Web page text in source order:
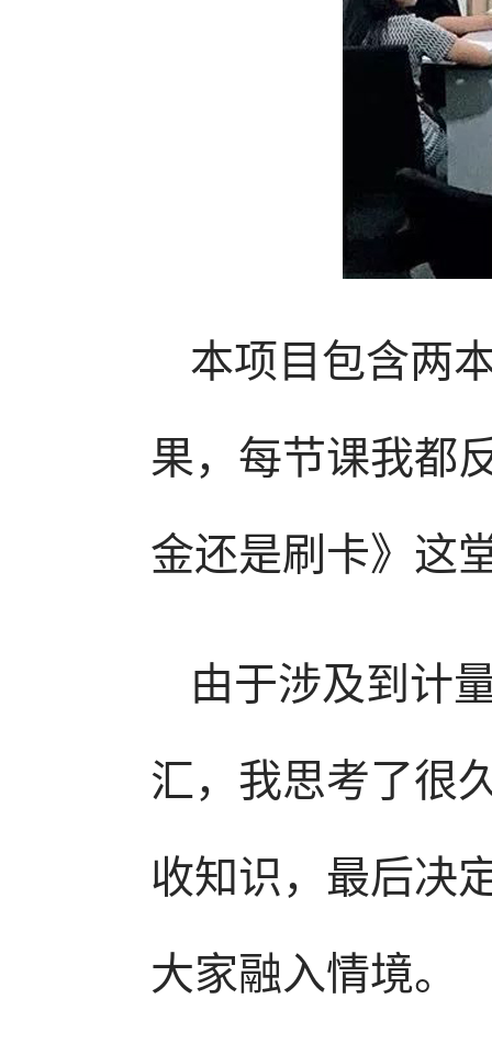
本项目包含两
果，每节课我都
金还是刷卡》这
由于涉及到计
汇，我思考了很
收知识，最后决
大家融入情境。